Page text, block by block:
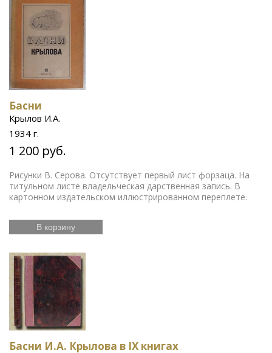
Басни
Крылов И.А.
1934 г.
1 200 руб.
Рисунки В. Серова. Отсутствует первый лист форзаца. На
титульном листе владельческая дарственная запись. В
картонном издательском иллюстрированном переплете.
В корзину
Басни И.А. Крылова в IX книгах